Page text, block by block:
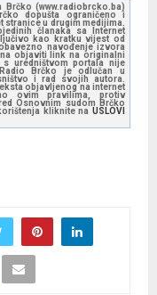
(www.radiobrcko.ba)
dopušta ograničeno i
u drugim medijima.
članaka sa Internet
kao kratku vijest od
navođenje izvora
objaviti link na originalni
uredništvom portala nije
Brčko je odlučan u
i rad svojih autora.
objavljenog na internet
ovim pravilima, protiv
Osnovnim sudom Brčko
kliknite na USLOVI